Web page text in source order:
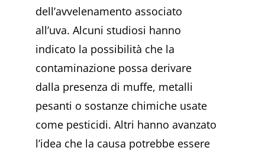
dell’avvelenamento associato
all’uva. Alcuni studiosi hanno
indicato la possibilità che la
contaminazione possa derivare
dalla presenza di muffe, metalli
pesanti o sostanze chimiche usate
come pesticidi. Altri hanno avanzato
l’idea che la causa potrebbe essere